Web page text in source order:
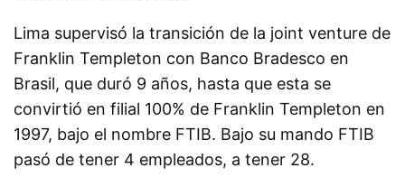
Lima supervisó la transición de la joint venture de
Franklin Templeton con Banco Bradesco en
Brasil, que duró 9 años, hasta que esta se
convirtió en filial 100% de Franklin Templeton en
1997, bajo el nombre FTIB. Bajo su mando FTIB
pasó de tener 4 empleados, a tener 28.